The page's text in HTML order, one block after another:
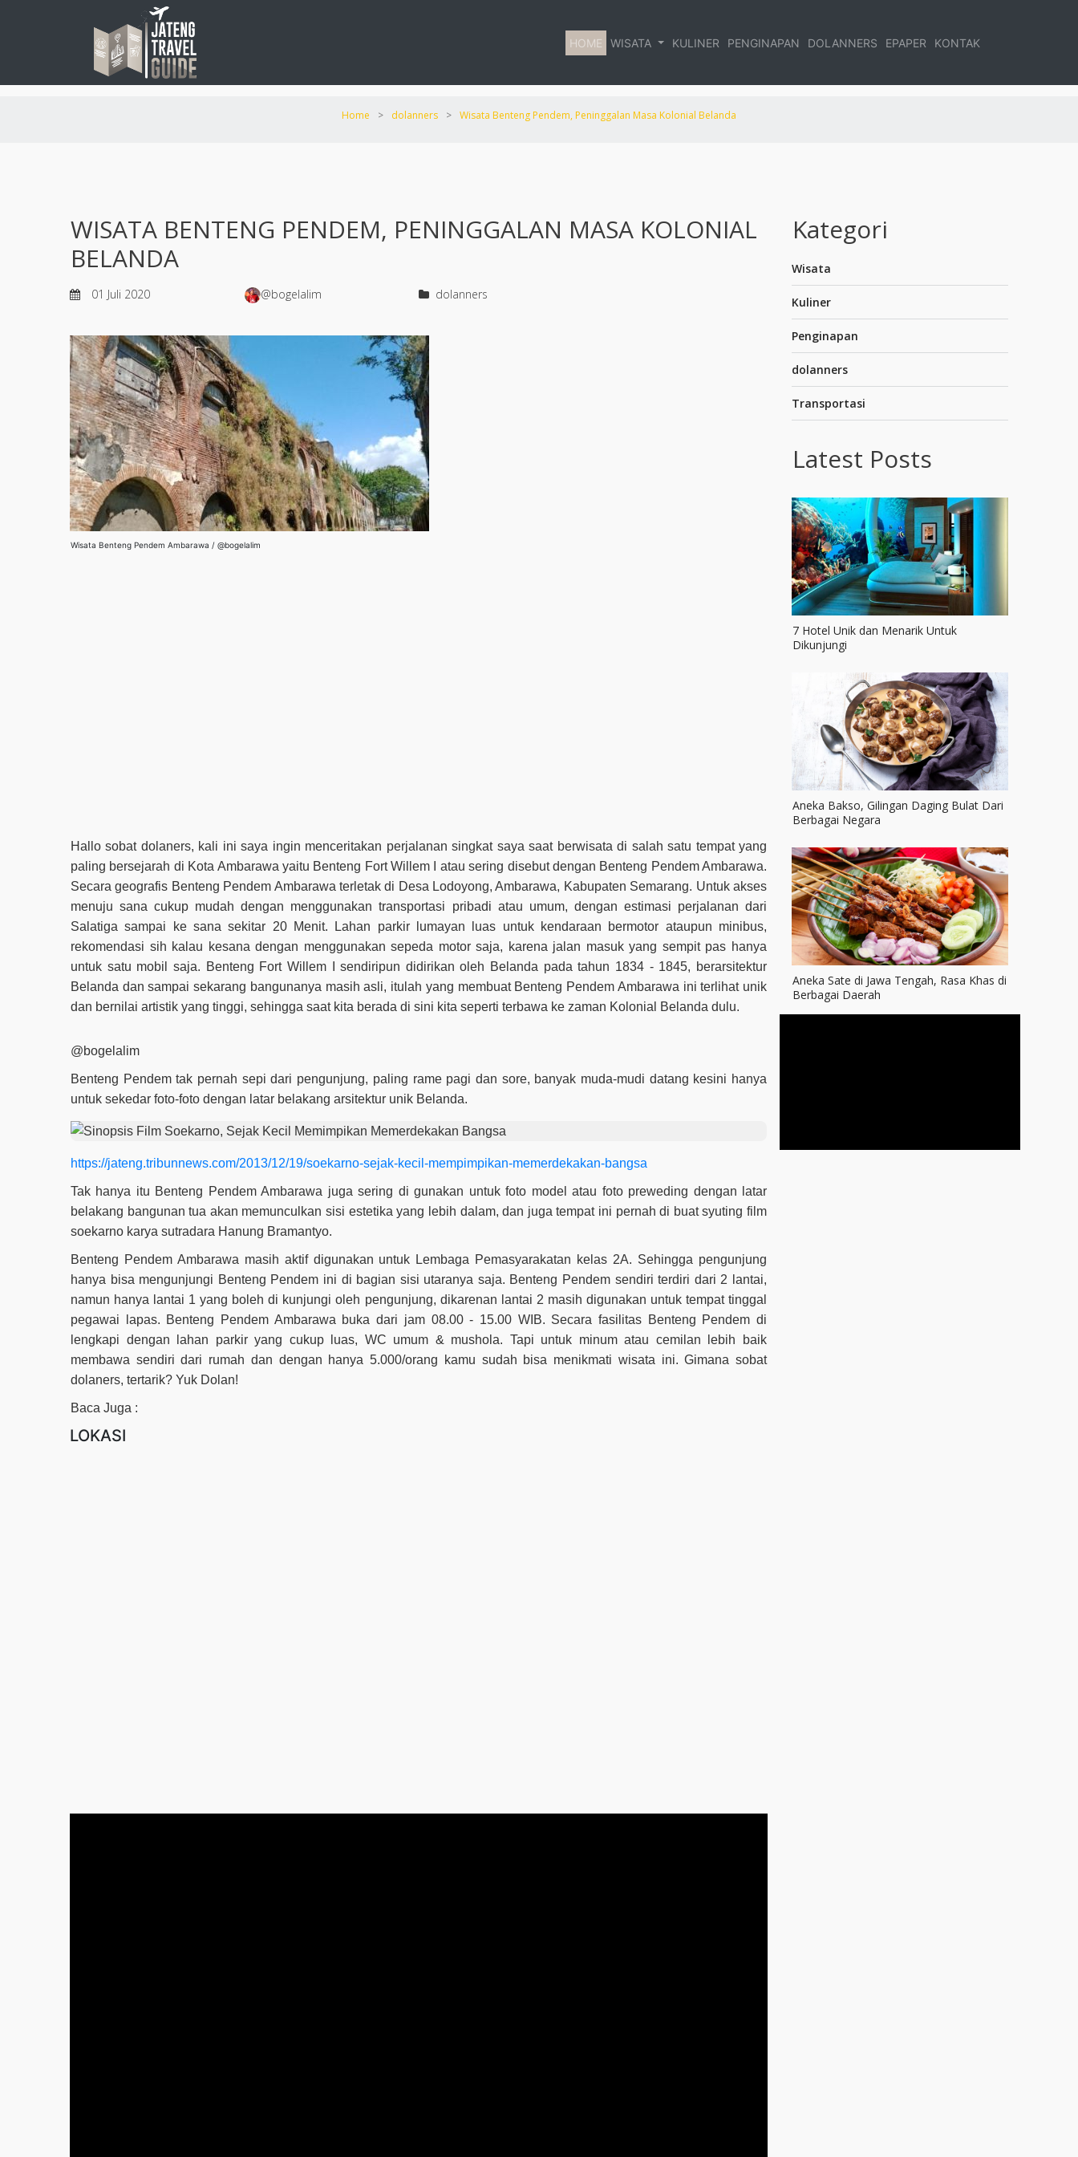
HOME WISATA KULINER PENGINAPAN DOLANNERS EPAPER KONTAK
Home > dolanners > Wisata Benteng Pendem, Peninggalan Masa Kolonial Belanda
WISATA BENTENG PENDEM, PENINGGALAN MASA KOLONIAL
BELANDA
01 Juli 2020 @bogelalim dolanners
Wisata Benteng Pendem Ambarawa / @bogelalim
Hallo sobat dolaners, kali ini saya ingin menceritakan perjalanan singkat saya saat berwisata di salah satu tempat yang
paling bersejarah di Kota Ambarawa yaitu Benteng Fort Willem I atau sering disebut dengan Benteng Pendem Ambarawa.
Secara geografis Benteng Pendem Ambarawa terletak di Desa Lodoyong, Ambarawa, Kabupaten Semarang. Untuk akses
menuju sana cukup mudah dengan menggunakan transportasi pribadi atau umum, dengan estimasi perjalanan dari
Salatiga sampai ke sana sekitar 20 Menit. Lahan parkir lumayan luas untuk kendaraan bermotor ataupun minibus,
rekomendasi sih kalau kesana dengan menggunakan sepeda motor saja, karena jalan masuk yang sempit pas hanya
untuk satu mobil saja. Benteng Fort Willem I sendiripun didirikan oleh Belanda pada tahun 1834 - 1845, berarsitektur
Belanda dan sampai sekarang bangunanya masih asli, itulah yang membuat Benteng Pendem Ambarawa ini terlihat unik
dan bernilai artistik yang tinggi, sehingga saat kita berada di sini kita seperti terbawa ke zaman Kolonial Belanda dulu.
@bogelalim
Benteng Pendem tak pernah sepi dari pengunjung, paling rame pagi dan sore, banyak muda-mudi datang kesini hanya
untuk sekedar foto-foto dengan latar belakang arsitektur unik Belanda.
https://jateng.tribunnews.com/2013/12/19/soekarno-sejak-kecil-mempimpikan-memerdekakan-bangsa
Tak hanya itu Benteng Pendem Ambarawa juga sering di gunakan untuk foto model atau foto preweding dengan latar
belakang bangunan tua akan memunculkan sisi estetika yang lebih dalam, dan juga tempat ini pernah di buat syuting film
soekarno karya sutradara Hanung Bramantyo.
Benteng Pendem Ambarawa masih aktif digunakan untuk Lembaga Pemasyarakatan kelas 2A. Sehingga pengunjung
hanya bisa mengunjungi Benteng Pendem ini di bagian sisi utaranya saja. Benteng Pendem sendiri terdiri dari 2 lantai,
namun hanya lantai 1 yang boleh di kunjungi oleh pengunjung, dikarenan lantai 2 masih digunakan untuk tempat tinggal
pegawai lapas. Benteng Pendem Ambarawa buka dari jam 08.00 - 15.00 WIB. Secara fasilitas Benteng Pendem di
lengkapi dengan lahan parkir yang cukup luas, WC umum & mushola. Tapi untuk minum atau cemilan lebih baik
membawa sendiri dari rumah dan dengan hanya 5.000/orang kamu sudah bisa menikmati wisata ini. Gimana sobat
dolaners, tertarik? Yuk Dolan!
Baca Juga :
LOKASI
Kategori
Wisata
Kuliner
Penginapan
dolanners
Transportasi
Latest Posts
7 Hotel Unik dan Menarik Untuk
Dikunjungi
Aneka Bakso, Gilingan Daging Bulat Dari
Berbagai Negara
Aneka Sate di Jawa Tengah, Rasa Khas di
Berbagai Daerah